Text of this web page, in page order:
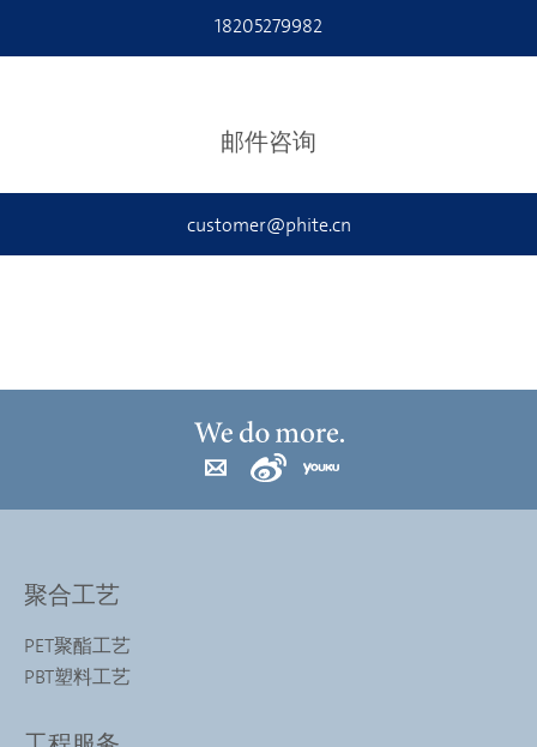
18205279982
邮件咨询
customer@phite.cn
聚合工艺
PET聚酯工艺
PBT塑料工艺